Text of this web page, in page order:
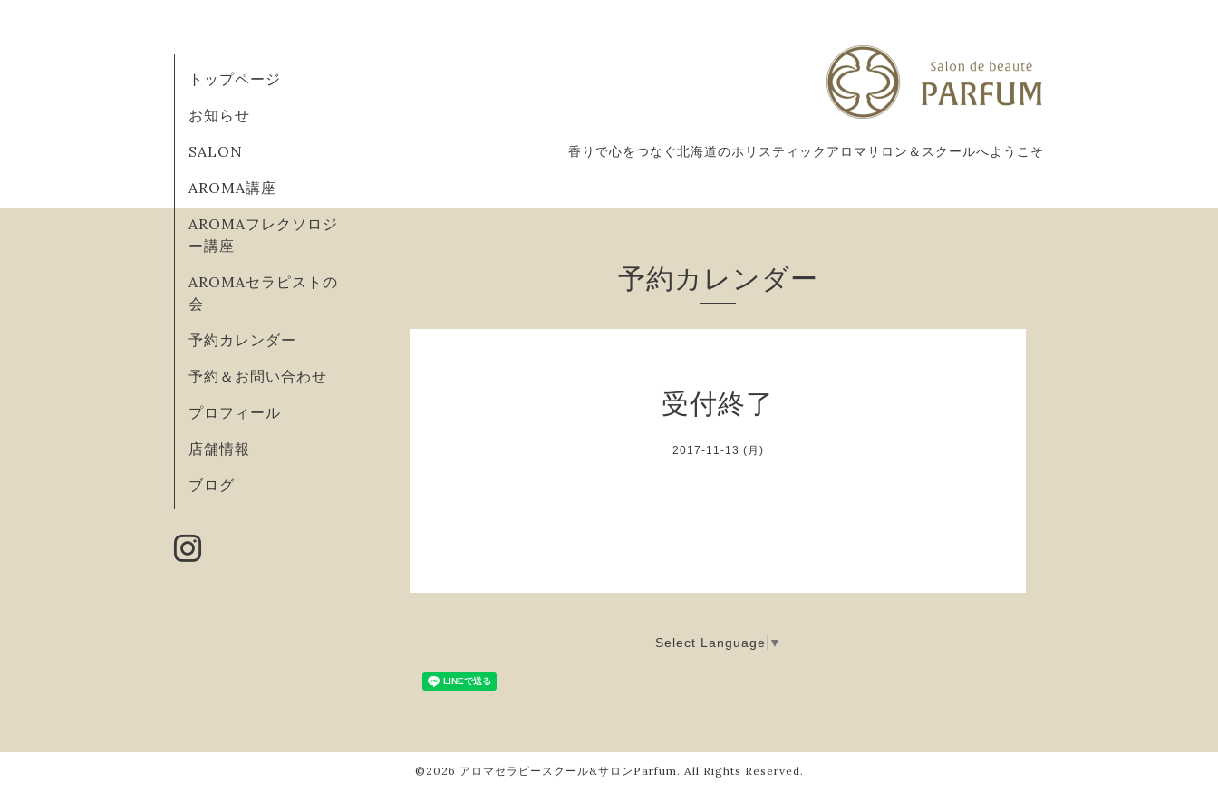
香りで心をつなぐ北海道のホリスティックアロマサロン＆スクールへようこそ
トップページ
お知らせ
SALON
AROMA講座
AROMAフレクソロジ
ー講座
AROMAセラピストの
会
予約カレンダー
予約＆お問い合わせ
プロフィール
店舗情報
ブログ
予約カレンダー
受付終了
2017-11-13 (月)
Select Language ▼
©2026 アロマセラピースクール&サロンParfum . All Rights Reserved.